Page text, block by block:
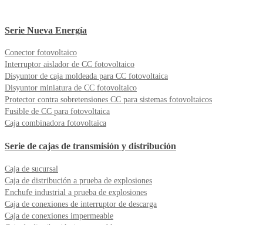
Serie Nueva Energía
Conector fotovoltaico
Interruptor aislador de CC fotovoltaico
Disyuntor de caja moldeada para CC fotovoltaica
Disyuntor miniatura de CC fotovoltaico
Protector contra sobretensiones CC para sistemas fotovoltaicos
Fusible de CC para fotovoltaica
Caja combinadora fotovoltaica
Serie de cajas de transmisión y distribución
Caja de sucursal
Caja de distribución a prueba de explosiones
Enchufe industrial a prueba de explosiones
Caja de conexiones de interruptor de descarga
Caja de conexiones impermeable